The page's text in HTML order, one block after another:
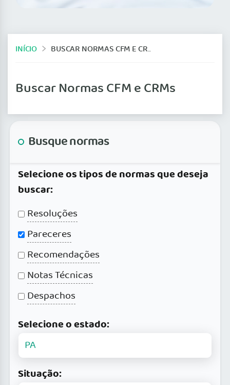
INÍCIO BUSCAR NORMAS CFM E CRMS
Buscar Normas CFM e CRMs
Busque normas
Selecione os tipos de normas que deseja
buscar:
Resoluções
Pareceres
Recomendações
Notas Técnicas
Despachos
Selecione o estado:
Situação: